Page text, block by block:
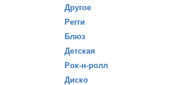
Другое
Регги
Блюз
Детская
Рок-н-ролл
Диско